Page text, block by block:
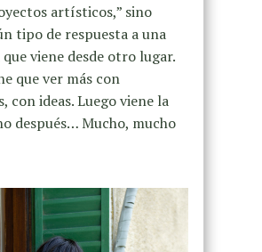
artísticos,” sino
tipo de respuesta a una
que viene desde otro lugar.
que ver más con
con ideas. Luego viene la
después… Mucho, mucho